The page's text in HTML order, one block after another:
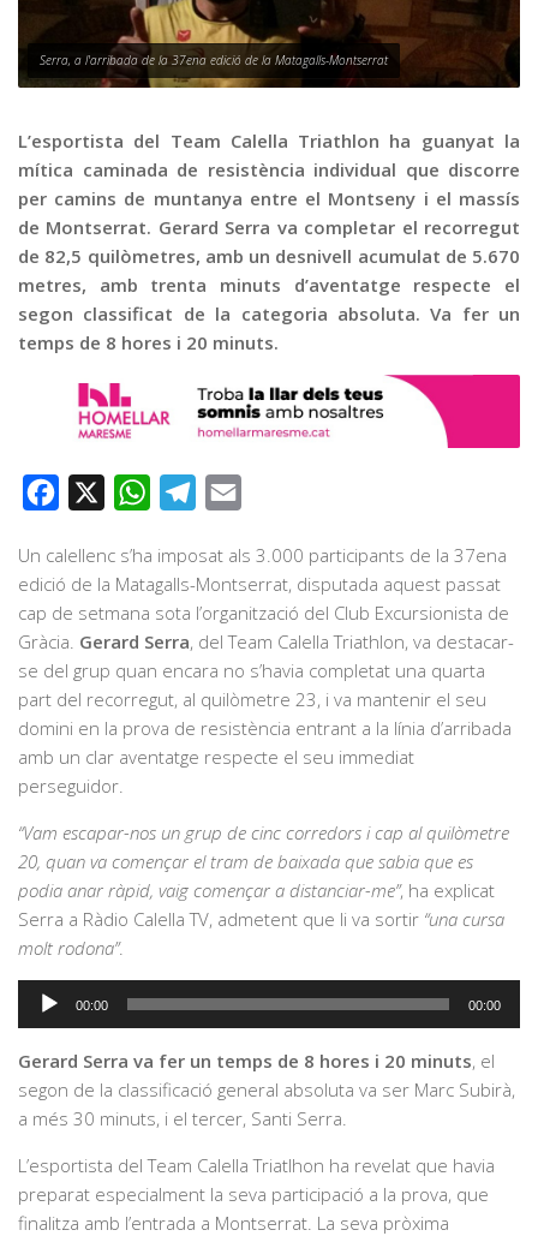
Publicitat
Contacte
Serra, a l'arribada de la 37ena edició de la Matagalls-Montserrat
L’esportista del Team Calella Triathlon ha guanyat la
mítica caminada de resistència individual que discorre
per camins de muntanya entre el Montseny i el massís
de Montserrat. Gerard Serra va completar el recorregut
de 82,5 quilòmetres, amb un desnivell acumulat de 5.670
metres, amb trenta minuts d’aventatge respecte el
segon classificat de la categoria absoluta. Va fer un
temps de 8 hores i 20 minuts.
Facebook WhatsAppTelegram
Un calellenc s’ha imposat als 3.000 participants de la 37ena
edició de la Matagalls-Montserrat, disputada aquest passat
cap de setmana sota l’organització del Club Excursionista de
Gràcia. Gerard Serra, del Team Calella Triathlon, va destacar-
se del grup quan encara no s’havia completat una quarta
part del recorregut, al quilòmetre 23, i va mantenir el seu
domini en la prova de resistència entrant a la línia d’arribada
amb un clar aventatge respecte el seu immediat
perseguidor.
“Vam escapar-nos un grup de cinc corredors i cap al quilòmetre
20, quan va començar el tram de baixada que sabia que es
podia anar ràpid, vaig començar a distanciar-me”, ha explicat
Serra a Ràdio Calella TV, admetent que li va sortir “una cursa
molt rodona”.
Reproductor
00:00 00:00
Gerard Serra va fer un temps de 8 hores i 20 minuts, el
segon de la classificació general absoluta va ser Marc Subirà,
a més 30 minuts, i el tercer, Santi Serra.
L’esportista del Team Calella Triatlhon ha revelat que havia
preparat especialment la seva participació a la prova, que
finalitza amb l’entrada a Montserrat. La seva pròxima